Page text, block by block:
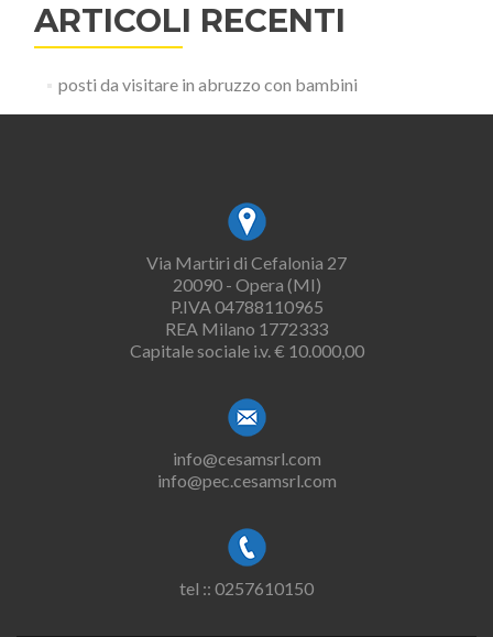
ARTICOLI RECENTI
posti da visitare in abruzzo con bambini
Via Martiri di Cefalonia 27
20090 - Opera (MI)
P.IVA 04788110965
REA Milano 1772333
Capitale sociale i.v. € 10.000,00
info@cesamsrl.com
info@pec.cesamsrl.com
tel :: 0257610150